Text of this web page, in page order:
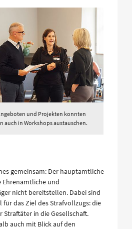
und Projekten konnten
auch in Workshops austauschen.
gemeinsam: Der hauptamtliche
Ehrenamtliche und
nicht bereitstellen. Dabei sind
das Ziel des Strafvollzugs: die
Straftäter in die Gesellschaft.
auch mit Blick auf den